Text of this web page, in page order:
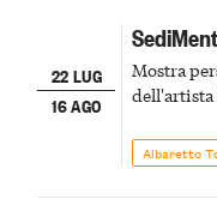
22 LUG
16 AGO
Mostra
dell'artista
Albaretto